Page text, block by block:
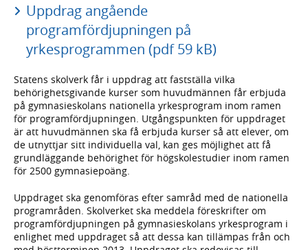
Uppdrag angående
programfördjupningen på
yrkesprogrammen (pdf 59 kB)
Statens skolverk får i uppdrag att fastställa vilka
behörighetsgivande kurser som huvudmännen får erbjuda
på gymnasieskolans nationella yrkesprogram inom ramen
för programfördjupningen. Utgångspunkten för uppdraget
är att huvudmännen ska få erbjuda kurser så att elever, om
de utnyttjar sitt individuella val, kan ges möjlighet att få
grundläggande behörighet för högskolestudier inom ramen
för 2500 gymnasiepoäng.
Uppdraget ska genomföras efter samråd med de nationella
programråden. Skolverket ska meddela föreskrifter om
programfördjupningen på gymnasieskolans yrkesprogram i
enlighet med uppdraget så att dessa kan tillämpas från och